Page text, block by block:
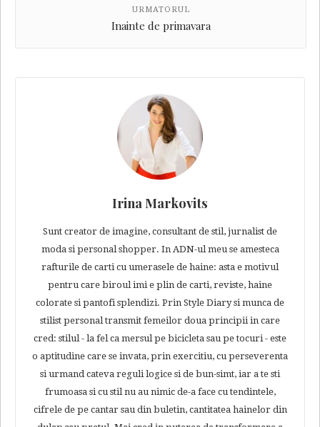
URMATORUL
Inainte de primavara
Irina Markovits
Sunt creator de imagine, consultant de stil, jurnalist de
moda si personal shopper. In ADN-ul meu se amesteca
rafturile de carti cu umerasele de haine: asta e motivul
pentru care biroul imi e plin de carti, reviste, haine
colorate si pantofi splendizi. Prin Style Diary si munca de
stilist personal transmit femeilor doua principii in care
cred: stilul - la fel ca mersul pe bicicleta sau pe tocuri - este
o aptitudine care se invata, prin exercitiu, cu perseverenta
si urmand cateva reguli logice si de bun-simt, iar a te sti
frumoasa si cu stil nu au nimic de-a face cu tendintele,
cifrele de pe cantar sau din buletin, cantitatea hainelor din